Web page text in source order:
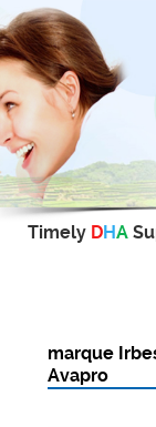
Timely DHA
marque
Avapro